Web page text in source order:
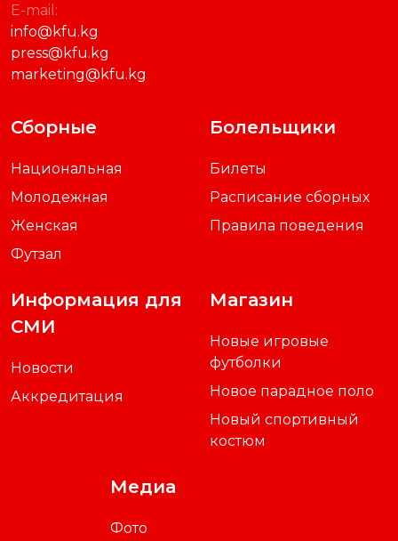
E-mail:
info@kfu.kg
press@kfu.kg
marketing@kfu.kg
Сборные
Национальная
Молодежная
Женская
Футзал
Болельщики
Билеты
Расписание сборных
Правила поведения
Информация для
СМИ
Новости
Аккредитация
Магазин
Новые игровые
футболки
Новое парадное поло
Новый спортивный
костюм
Медиа
Фото